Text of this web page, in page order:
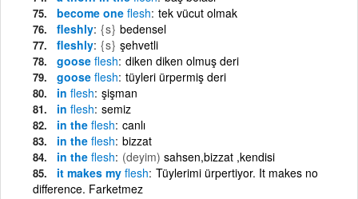
become one flesh tek vücut olmak
fleshly {s} bedensel
fleshly {s} şehvetli
goose flesh diken diken olmuş deri
goose flesh tüyleri ürpermiş deri
in flesh şişman
in flesh semiz
in the flesh canlı
in the flesh bizzat
in the flesh (deyim) sahsen,bizzat ,kendisi
it makes my flesh Tüylerimi ürpertiyor. It makes no
difference. Farketmez